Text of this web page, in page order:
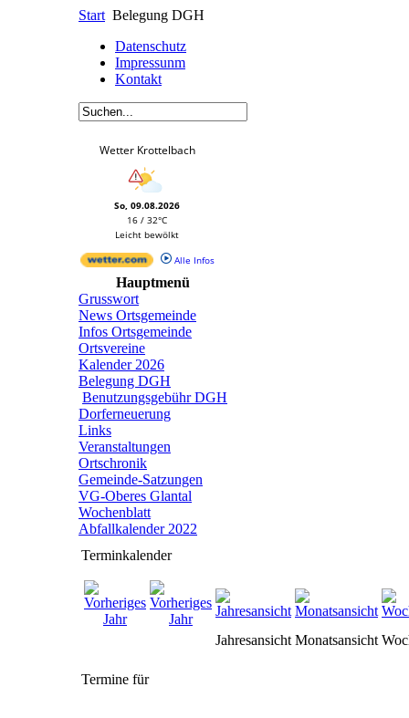
Start Belegung DGH
Datenschutz
Impressunm
Kontakt
Wetter Krottelbach
So, 09.08.2026
16 / 32°C
Leicht bewölkt
Alle Infos
Hauptmenü
Grusswort
News Ortsgemeinde
Infos Ortsgemeinde
Ortsvereine
Kalender 2026
Belegung DGH
Benutzungsgebühr DGH
Dorferneuerung
Links
Veranstaltungen
Ortschronik
Gemeinde-Satzungen
VG-Oberes Glantal
Wochenblatt
Abfallkalender 2022
Terminkalender
Jahresansicht Monatsansicht
Termine für